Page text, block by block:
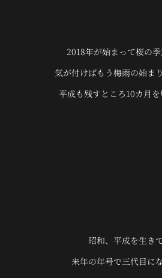
2018年が始まって桜の
気が付けばもう梅雨の始ま
平成も残すところ10カ月
昭和、平成を生き
来年の年号で三代目に